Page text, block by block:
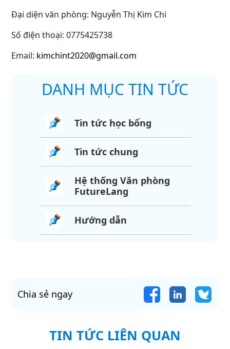
Đại diện văn phòng: Nguyễn Thị Kim Chi
Số điện thoại: 0775425738
Email: kimchint2020@gmail.com
DANH MỤC TIN TỨC
Tin tức học bổng
Tin tức chung
Hệ thống Văn phòng
FutureLang
Hướng dẫn
Chia sẻ ngay
TIN TỨC LIÊN QUAN